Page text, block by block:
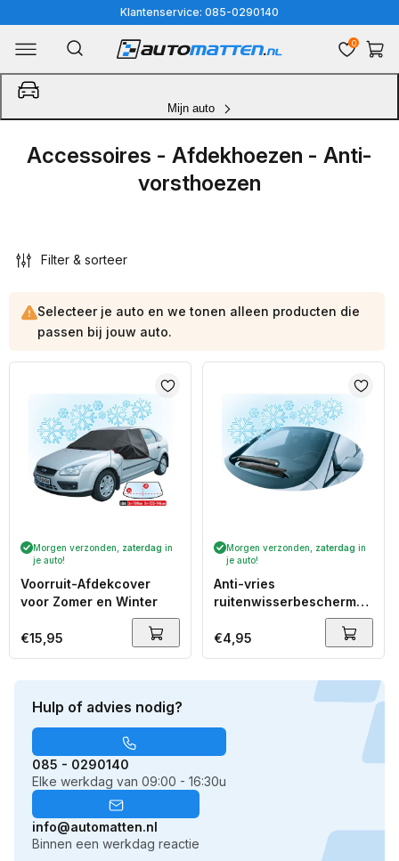
naar
content
Klantenservice: 085-0290140
Mijn auto
0
Accessoires - Afdekhoezen - Anti-
vorsthoezen
Filter & sorteer
Hulp of advies nodig?
085 - 0290140
Elke werkdag van 09:00 - 16:30u
info@automatten.nl
Binnen een werkdag reactie
Selecteer je auto en we tonen alleen producten die
passen bij jouw auto.
Morgen verzonden, zaterdag in
je auto!
Voorruit-Afdekcover
voor Zomer en Winter
Normale
prijs
€15,95
Morgen verzonden, zaterdag in
je auto!
Anti-vries
ruitenwisserbeschermer
Normale
prijs
€4,95